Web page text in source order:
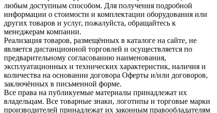
любым доступным способом. Для получения подробной
информации о стоимости и комплектации оборудования или
других товаров и услуг, пожалуйста, обращайтесь к
менеджерам компании.
Реализация товаров, размещённых в каталоге на сайте, не
является дистанционной торговлей и осуществляется по
предварительному согласованию наименования,
эксплуатационных и технических характеристик, наличия и
количества на основании договора Оферты и/или договоров,
заключённых в письменной форме.
Все права на публикуемые материалы принадлежат их
владельцам. Все товарные знаки, логотипы и торговые марки
производителей принадлежат их законным правообладателям